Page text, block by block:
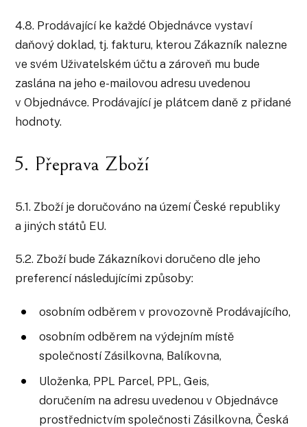
4.8. Prodávající ke každé Objednávce vystaví
daňový doklad, tj. fakturu, kterou Zákazník nalezne
ve svém Uživatelském účtu a zároveň mu bude
zaslána na jeho e-mailovou adresu uvedenou
v Objednávce. Prodávající je plátcem daně z přidané
hodnoty.
5. Přeprava Zboží
5.1. Zboží je doručováno na území České republiky
a jiných států EU.
5.2. Zboží bude Zákazníkovi doručeno dle jeho
preferencí následujícími způsoby:
osobním odběrem v provozovně Prodávajícího,
osobním odběrem na výdejním místě
společností Zásilkovna, Balíkovna,
Uloženka, PPL Parcel, PPL, Geis,
doručením na adresu uvedenou v Objednávce
prostřednictvím společnosti Zásilkovna, Česká